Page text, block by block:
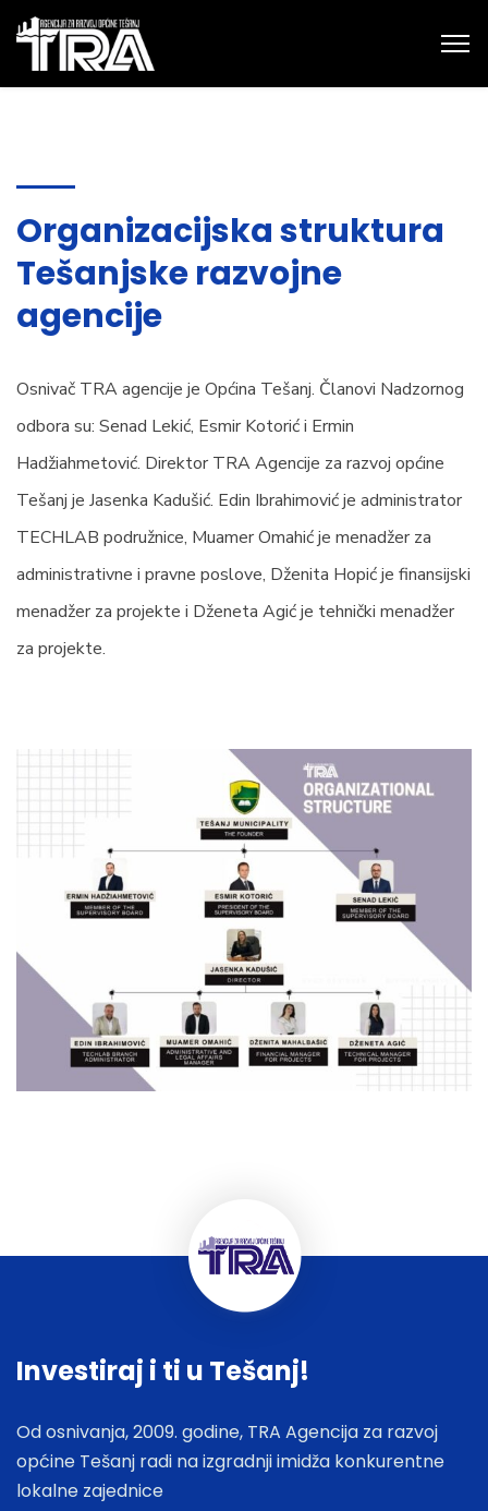
Organizacijska struktura
Tešanjske razvojne
agencije
Osnivač TRA agencije je Općina Tešanj. Članovi Nadzornog
odbora su: Senad Lekić, Esmir Kotorić i Ermin
Hadžiahmetović. Direktor TRA Agencije za razvoj općine
Tešanj je Jasenka Kadušić. Edin Ibrahimović je administrator
TECHLAB podružnice, Muamer Omahić je menadžer za
administrativne i pravne poslove, Dženita Hopić je finansijski
menadžer za projekte i Dženeta Agić je tehnički menadžer
za projekte.
Investiraj i ti u Tešanj!
Od osnivanja, 2009. godine, TRA Agencija za razvoj
općine Tešanj radi na izgradnji imidža konkurentne
lokalne zajednice